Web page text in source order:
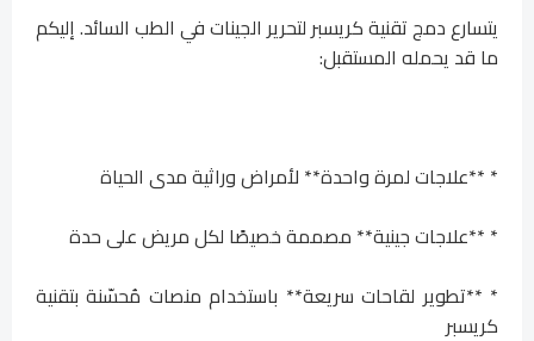
يتسارع دمج تقنية كريسبر لتحرير الجينات في الطب السائد. إليكم
ما قد يحمله المستقبل:
* **علاجات لمرة واحدة** لأمراض وراثية مدى الحياة
* **علاجات جينية** مصممة خصيصًا لكل مريض على حدة
* **تطوير لقاحات سريعة** باستخدام منصات مُحسّنة بتقنية
كريسبر